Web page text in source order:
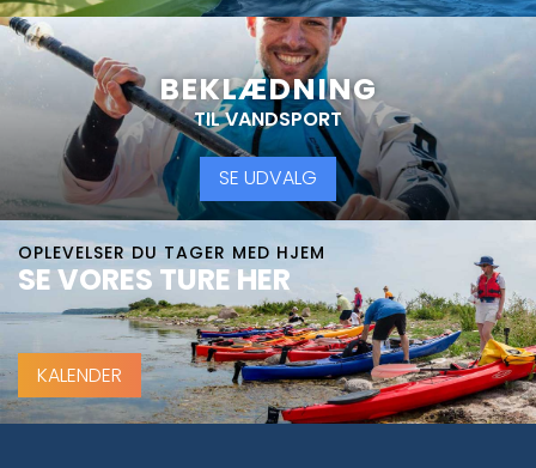
BEKLÆDNING
TIL VANDSPORT
SE UDVALG
OPLEVELSER DU TAGER MED HJEM
SE VORES TURE HER
KALENDER